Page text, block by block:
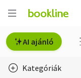
AI ajánló
Kategóriák